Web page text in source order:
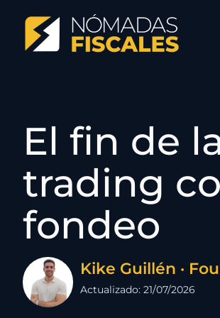
El fin de
trading
fondeo
Kike Guillén ·
Actualizado: 21/07/2026